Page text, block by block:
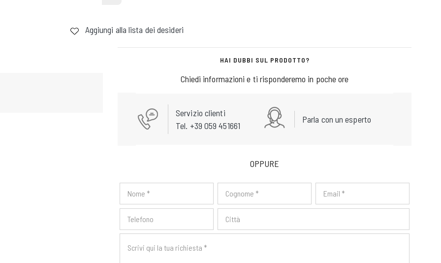
Aggiungi alla lista dei desideri
HAI DUBBI SUL PRODOTTO?
Chiedi informazioni e ti risponderemo in poche ore
Servizio clienti
Tel. +39 059 451661
Parla con un esperto
OPPURE